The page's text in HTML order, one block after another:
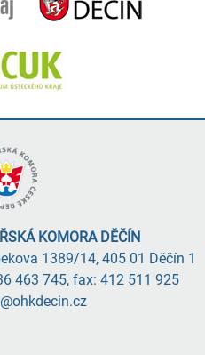
KOMORA DĚČÍN
1389/14, 405 01 Děčín 1
463 745, fax: 412 511 925